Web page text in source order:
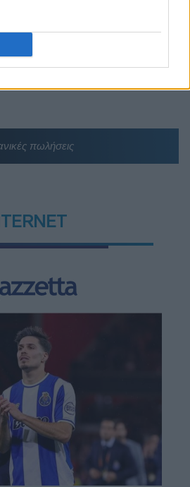
τη φωτιά - Στόχος η
τις 15/9
πωλήσεις